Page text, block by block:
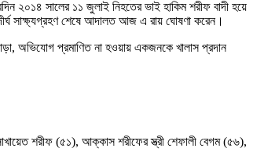
২০১৪ সালের ১১ জুলাই নিহতের ভাই হাকিম শরীফ বাদী হয়ে
সাক্ষ্যগ্রহণ শেষে আদালত আজ এ রায় ঘোষণা করেন।
অভিযোগ প্রমাণিত না হওয়ায় একজনকে খালাস প্রদান
শরীফ (৫১), আক্কাস শরীফের স্ত্রী শেফালী বেগম (৫৬),